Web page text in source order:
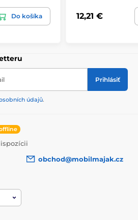
Do košíka 12,21 €
Prihlásiť
údajů.
obchod@mobilmajak.cz